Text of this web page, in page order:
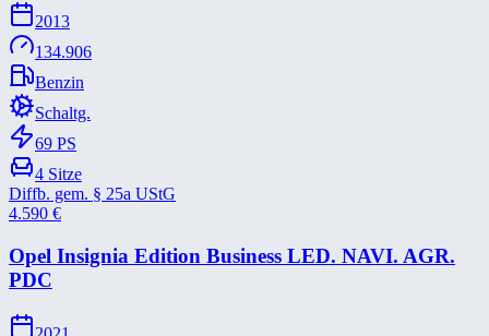
2013
134.906
Benzin
Schaltg.
69 PS
4 Sitze
Diffb. gem. § 25a UStG
4.590 €
Opel Insignia Edition Business LED. NAVI. AGR.
PDC